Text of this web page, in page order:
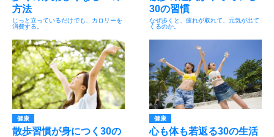
方法
じっと立っているだけでも、カロリーを
消費する。
30の習慣
なぜ歩くと、疲れが取れて、元気が出て
くるのか。
健康
散歩習慣が身につく30の
健康
心も体も若返る30の生活